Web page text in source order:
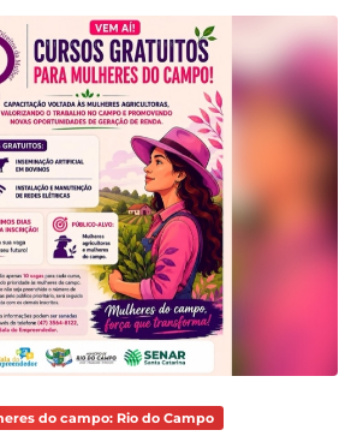
do campo: Rio do Campo